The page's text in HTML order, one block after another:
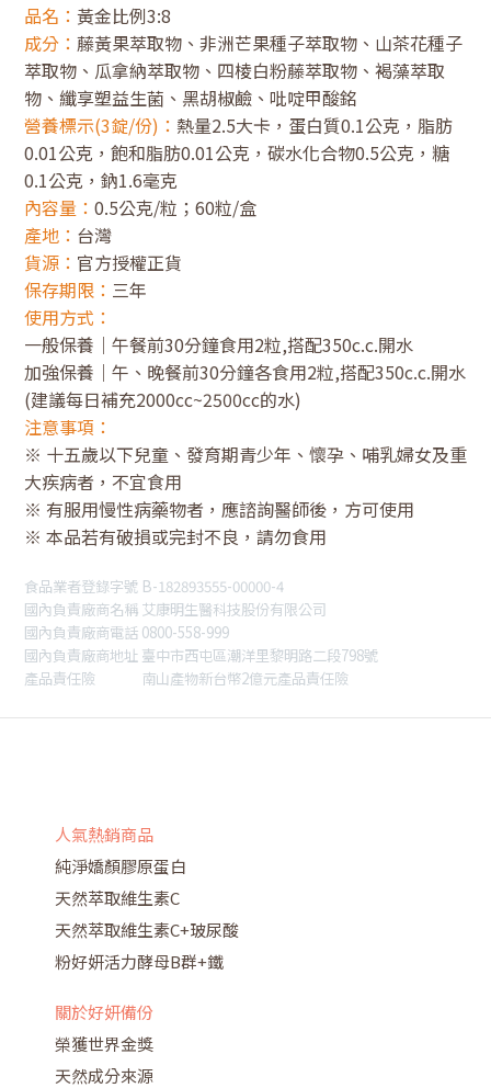
品名： 黃金比例3:8
成分： 藤黃果萃取物、非洲芒果種子萃取物、山茶花種子
萃取物、瓜拿納萃取物、四棱白粉藤萃取物、褐藻萃取
物、纖享塑益生菌、黑胡椒鹼、吡啶甲酸銘
營養標示(3錠/份)： 熱量2.5大卡，蛋白質0.1公克，脂肪
0.01公克，飽和脂肪0.01公克，碳水化合物0.5公克，糖
0.1公克，鈉1.6毫克
內容量： 0.5公克/粒；60粒/盒
產地： 台灣
貨源： 官方授權正貨
保存期限： 三年
使用方式：
一般保養｜午餐前30分鐘食用2粒,搭配350c.c.開水
加強保養｜午、晚餐前30分鐘各食用2粒,搭配350c.c.開水
(建議每日補充2000cc~2500cc的水)
注意事項：
※ 十五歲以下兒童、發育期青少年、懷孕、哺乳婦女及重
大疾病者，不宜食用
※ 有服用慢性病藥物者，應諮詢醫師後，方可使用
※ 本品若有破損或完封不良，請勿食用
食品業者登錄字號 B-182893555-00000-4
國內負責廠商名稱 艾康明生醫科技股份有限公司
國內負責廠商電話 0800-558-999
國內負責廠商地址 臺中市西屯區潮洋里黎明路二段798號
產品責任險 南山產物新台幣2億元產品責任險
人氣熱銷商品
純淨嬌顏膠原蛋白
天然萃取維生素C
天然萃取維生素C+玻尿酸
粉好妍活力酵母B群+鐵
關於好妍備份
榮獲世界金獎
天然成分來源